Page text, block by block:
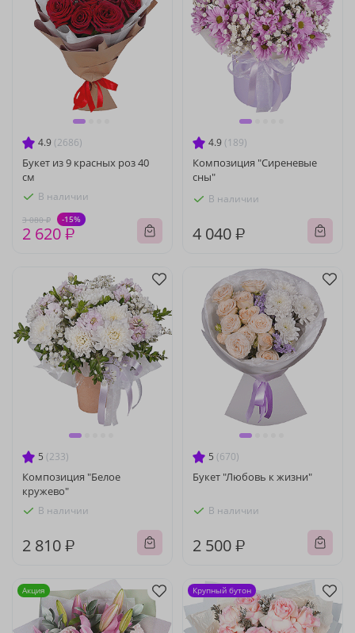
4.9 (2686)
Букет из 9 красных роз 40
см
В наличии
3 080 ₽ -15%
2 620 ₽
4.9 (189)
Композиция "Сиреневые
сны"
В наличии
4 040 ₽
5 (233)
Композиция "Белое
кружево"
В наличии
2 810 ₽
5 (670)
Букет "Любовь к жизни"
В наличии
2 500 ₽
Акция Крупный бутон